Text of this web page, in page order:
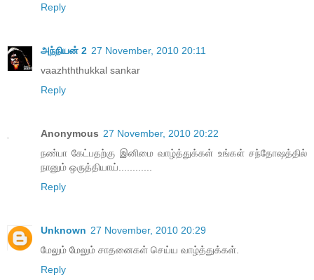
Reply
அந்நியன் 2 27 November, 2010 20:11
vaazhththukkal sankar
Reply
Anonymous 27 November, 2010 20:22
நண்பா கேட்பதற்கு இனிமை வாழ்த்துக்கள் உங்கள் சந்தோஷத்தில்
நானும் ஒருத்தியாய்............
Reply
Unknown 27 November, 2010 20:29
மேலும் மேலும் சாதனைகள் செய்ய வாழ்த்துக்கள்.
Reply